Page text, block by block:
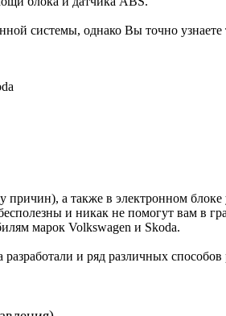
системы, однако Вы точно узнаете
причин), а также в электронном
и никак не помогут вам в
марок Volkswagen и Skoda.
и ряд различных способов